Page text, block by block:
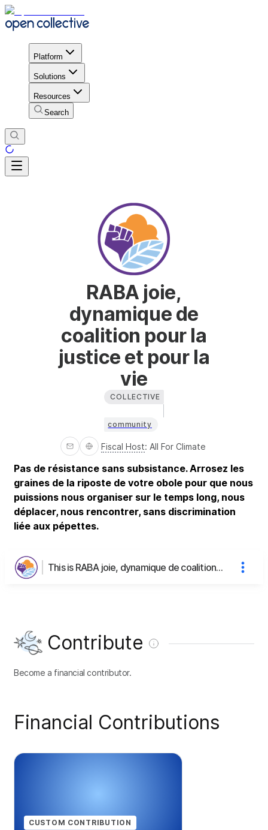
Platform
Solutions
Resources
Search
RABA joie,
dynamique de
coalition pour la
justice et pour la
vie
COLLECTIVE
community
Fiscal Host: All For Climate
Pas de résistance sans subsistance. Arrosez les
graines de la riposte de votre obole pour que nous
puissions nous organiser sur le temps long, nous
déplacer, nous rencontrer, sans discrimination
liée aux pépettes.
This is RABA joie, dynamique de coalition pour la justice et pour la vie's page
Contribute
Become a financial contributor.
Financial Contributions
CUSTOM CONTRIBUTION